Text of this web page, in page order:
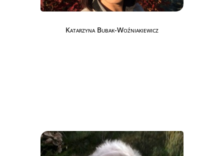
Katarzyna Bubak-Woźniakiewicz